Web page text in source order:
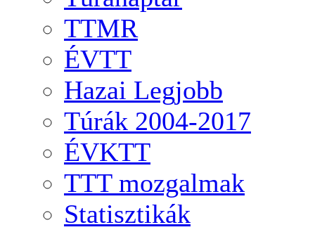
TTMR
ÉVTT
Hazai Legjobb
Túrák 2004-2017
ÉVKTT
TTT mozgalmak
Statisztikák